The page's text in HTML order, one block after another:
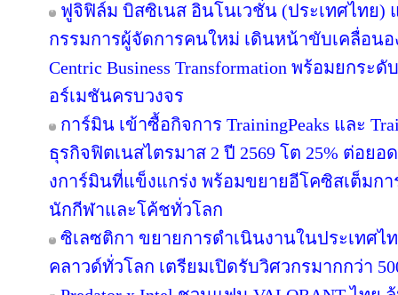
ฟูจิฟิล์ม บิสซิเนส อินโนเวชั่น (ประเทศไทย)
กรรมการผู้จัดการคนใหม่ เดินหน้าขับเคลื่อนอ
Centric Business Transformation พร้อมยก
อร์เมชันครบวงจร
การ์มิน เข้าซื้อกิจการ TrainingPeaks และ
ธุรกิจฟิตเนสไตรมาส 2 ปี 2569 โต 25% ต่อย
งการ์มินที่แข็งแกร่ง พร้อมขยายอีโคซิสเต็มก
นักกีฬาและโค้ชทั่วโลก
ซิเลซติกา ขยายการดำเนินงานในประเทศไ
คลาวด์ทั่วโลก เตรียมเปิดรับวิศวกรมากกว่า